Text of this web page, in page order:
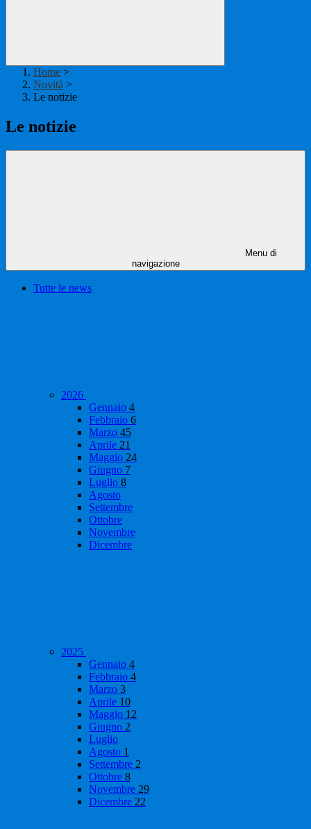
Home >
Novità >
Le notizie
Le notizie
Menu di
navigazione
Tutte le news
2026
Gennaio 4
Febbraio 6
Marzo 45
Aprile 21
Maggio 24
Giugno 7
Luglio 8
Agosto
Settembre
Ottobre
Novembre
Dicembre
2025
Gennaio 4
Febbraio 4
Marzo 3
Aprile 10
Maggio 12
Giugno 2
Luglio
Agosto 1
Settembre 2
Ottobre 8
Novembre 29
Dicembre 22